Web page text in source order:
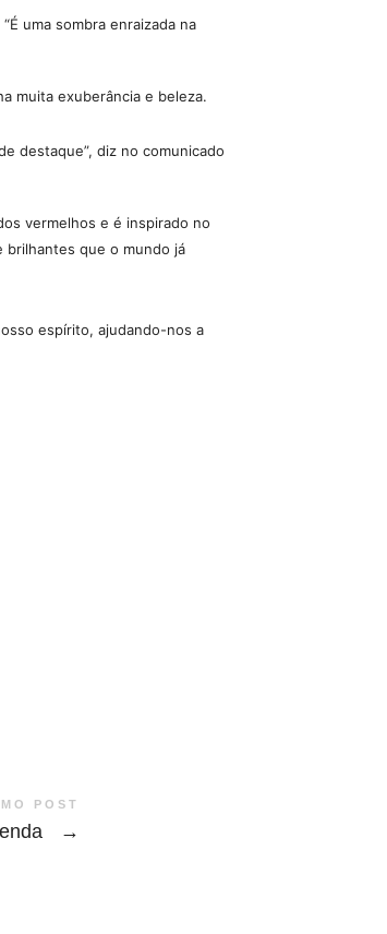
uma sombra enraizada na
muita exuberância e beleza.
destaque”, diz no comunicado
vermelhos e é inspirado no
brilhantes que o mundo já
espírito, ajudando-nos a
POST
→